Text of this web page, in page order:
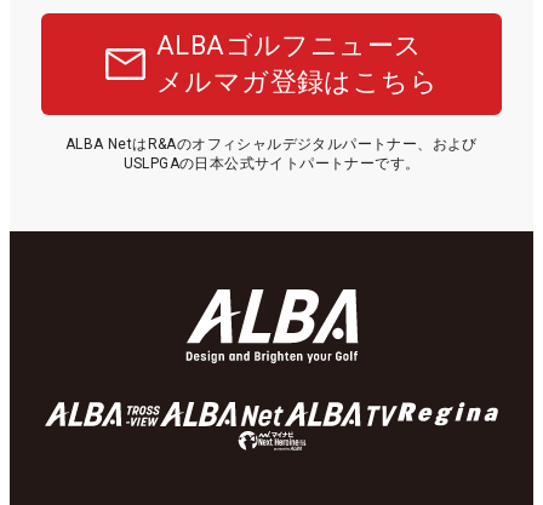
ALBAゴルフニュース
メルマガ登録はこちら
ALBA NetはR&Aのオフィシャルデジタルパートナー、および
USLPGAの日本公式サイトパートナーです。